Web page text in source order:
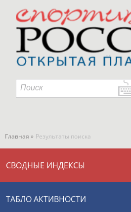
Главная » Результаты поиска
СВОДНЫЕ ИНДЕКСЫ
ТАБЛО АКТИВНОСТИ